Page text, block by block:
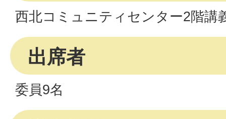
西北コミュニティセンター2階講
出席者
委員9名